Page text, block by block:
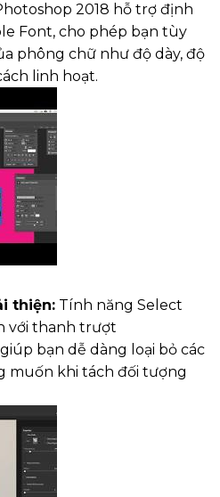
2018 hỗ trợ định
Font, cho phép bạn tùy
phông chữ như độ dày, độ
linh hoạt.
thiện: Tính năng Select
với thanh trượt
bạn dễ dàng loại bỏ các
muốn khi tách đối tượng